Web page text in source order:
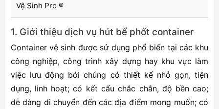
Vệ Sinh Pro ®
1. Giới thiệu dịch vụ hút bể phốt container
Container vệ sinh được sử dụng phổ biến tại các khu
công nghiệp, công trình xây dựng hay khu vực làm
việc lưu động bới chúng có thiết kế nhỏ gọn, tiện
dụng, linh hoạt; có kết cấu chắc chắn, độ bền cao;
dễ dàng di chuyển đến các địa điểm mong muốn; có